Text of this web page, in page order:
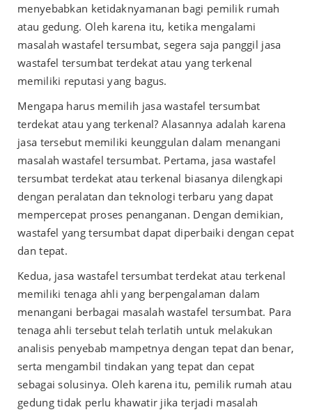
menyebabkan ketidaknyamanan bagi pemilik rumah
atau gedung. Oleh karena itu, ketika mengalami
masalah wastafel tersumbat, segera saja panggil jasa
wastafel tersumbat terdekat atau yang terkenal
memiliki reputasi yang bagus.
Mengapa harus memilih jasa wastafel tersumbat
terdekat atau yang terkenal? Alasannya adalah karena
jasa tersebut memiliki keunggulan dalam menangani
masalah wastafel tersumbat. Pertama, jasa wastafel
tersumbat terdekat atau terkenal biasanya dilengkapi
dengan peralatan dan teknologi terbaru yang dapat
mempercepat proses penanganan. Dengan demikian,
wastafel yang tersumbat dapat diperbaiki dengan cepat
dan tepat.
Kedua, jasa wastafel tersumbat terdekat atau terkenal
memiliki tenaga ahli yang berpengalaman dalam
menangani berbagai masalah wastafel tersumbat. Para
tenaga ahli tersebut telah terlatih untuk melakukan
analisis penyebab mampetnya dengan tepat dan benar,
serta mengambil tindakan yang tepat dan cepat
sebagai solusinya. Oleh karena itu, pemilik rumah atau
gedung tidak perlu khawatir jika terjadi masalah